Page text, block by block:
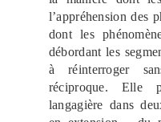
l’appréhension des
dont les
débordant les
à réinterroger
réciproque. Elle
langagière dans